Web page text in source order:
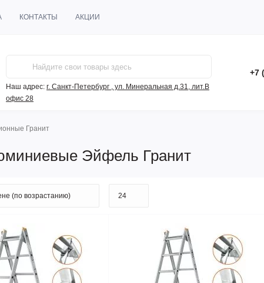
КОНТАКТЫ АКЦИИ
Наш адрес: г. Санкт-Петербург , ул. Минеральная д.31, лит.В
офис 28
+7
Гранит
Эйфель Гранит